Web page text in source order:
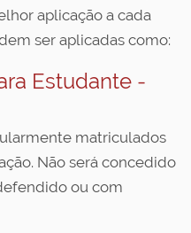
aplicação a cada
ser aplicadas como:
Estudante -
matriculados
Não será concedido
ou com